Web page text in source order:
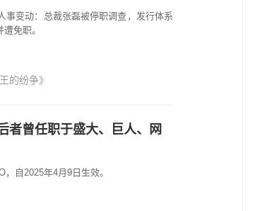
事变动：总裁张磊被停职调查，发行体系
免职。
的纷争》
者曾任职于盛大、巨人、网
自2025年4月9日生效。